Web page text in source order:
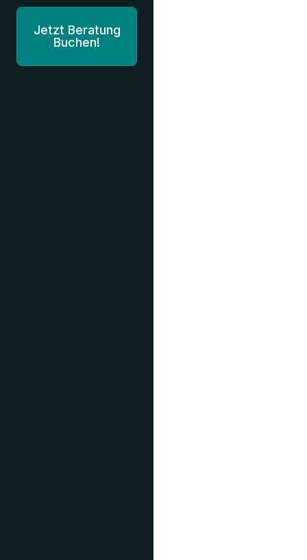
Jetzt Beratung
Buchen!